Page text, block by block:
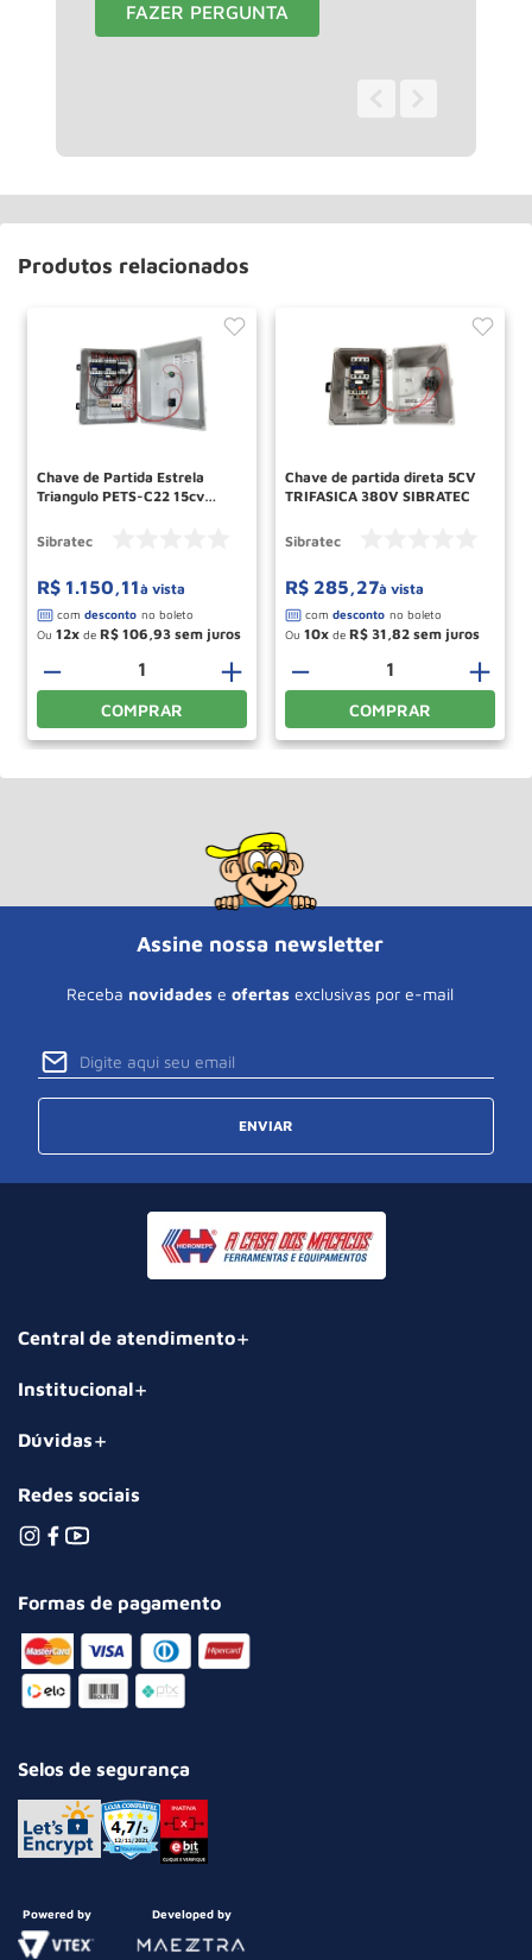
FAZER PERGUNTA
Produtos relacionados
Chave de Partida Estrela
Triangulo PETS-C22 15cv
SIBRATEC
Sibratec
R$ 1.150,11à vista
Ou 12 de R$ 106 93
＋
－
COMPRAR
Chave de partida direta 5CV
TRIFASICA 380V SIBRATEC
Sibratec
R$ 285,27à vista
Ou 10 de R$ 31 82
＋
－
COMPRAR
Assine nossa newsletter
Receba novidades e ofertas exclusivas por e-mail
ENVIAR
Central de atendimento
Institucional
Dúvidas
Redes sociais
Formas de pagamento
Selos de segurança
Powered by Developed by